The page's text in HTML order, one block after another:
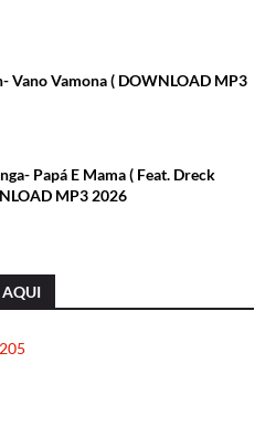
Vano Vamona ( DOWNLOAD MP3
Papá E Mama ( Feat. Dreck
MP3 2026
AQUI